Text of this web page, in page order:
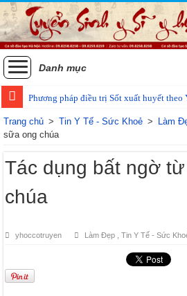
Danh mục
Phương pháp điều trị Sốt xuất huyết theo
Trang chủ > Tin Y Tế - Sức Khoẻ > Làm
sữa ong chúa
Tác dụng bất ngờ
chúa
yhoccotruyen Làm Đẹp ,Tin Y Tế - Sức